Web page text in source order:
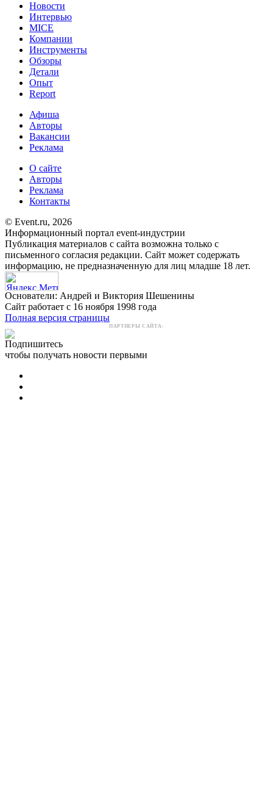
Новости
Интервью
MICE
Компании
Инструменты
Обзоры
Детали
Опыт
Report
Афиша
Авторы
Вакансии
Реклама
О сайте
Авторы
Реклама
Контакты
© Event.ru, 2026
Информационный портал event-индустрии
Публикация материалов с сайта возможна только с
письменного согласия редакции. Сайт может содержать
информацию, не предназначенную для лиц младше 18 лет.
Основатели: Андрей и Виктория Шешенины
Сайт работает с 16 ноября 1998 года
Полная версия страницы
ПАРТНЕРЫ САЙТА:
Подпишитесь
чтобы получать новости первыми